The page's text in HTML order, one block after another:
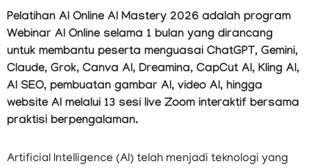
Pelatihan AI Online AI Mastery 2026 adalah program
Webinar AI Online selama 1 bulan yang dirancang
untuk membantu peserta menguasai ChatGPT, Gemini,
Claude, Grok, Canva AI, Dreamina, CapCut AI, Kling AI,
AI SEO, pembuatan gambar AI, video AI, hingga
website AI melalui 13 sesi live Zoom interaktif bersama
praktisi berpengalaman.
Artificial Intelligence (AI) telah menjadi teknologi yang